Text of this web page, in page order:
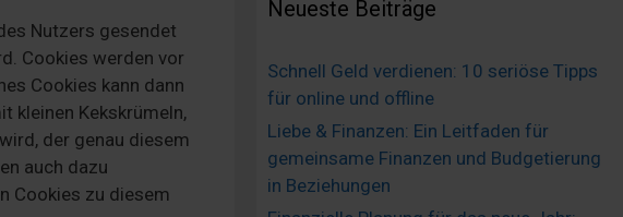
Nutzers gesendet
Cookies werden vor
Cookies kann dann
kleinen Kekskrümeln,
der genau diesem
auch dazu
Cookies zu diesem
Neueste Beiträge
Schnell Geld verdienen: 10 seriöse Tipps
für online und offline
Liebe & Finanzen: Ein Leitfaden für
gemeinsame Finanzen und Budgetierung
in Beziehungen